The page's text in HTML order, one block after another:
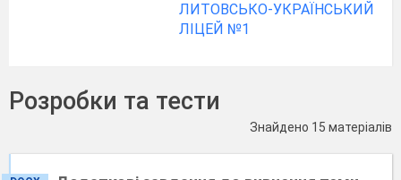
ЛИТОВСЬКО-УКРАЇНСЬКИЙ
ЛІЦЕЙ №1
Розробки та тести
Знайдено 15 матеріалів